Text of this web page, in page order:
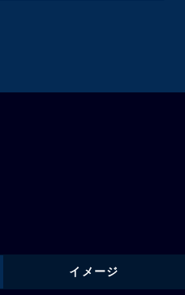
イメージ